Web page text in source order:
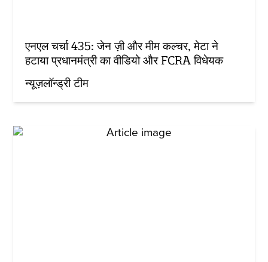
एनएल चर्चा 435: जेन ज़ी और मीम कल्चर, मेटा ने
हटाया प्रधानमंत्री का वीडियो और FCRA विधेयक
न्यूज़लॉन्ड्री टीम